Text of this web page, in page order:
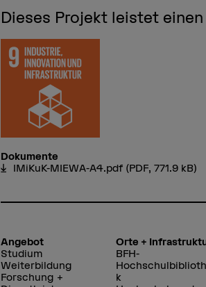
Dieses Projekt leistet
Dokumente
IMiKuK-MIEWA-A4.pdf (PDF, 771.9 kB)
Angebot
Studium
Weiterbildung
Forschung +
Orte +
BFH-
k